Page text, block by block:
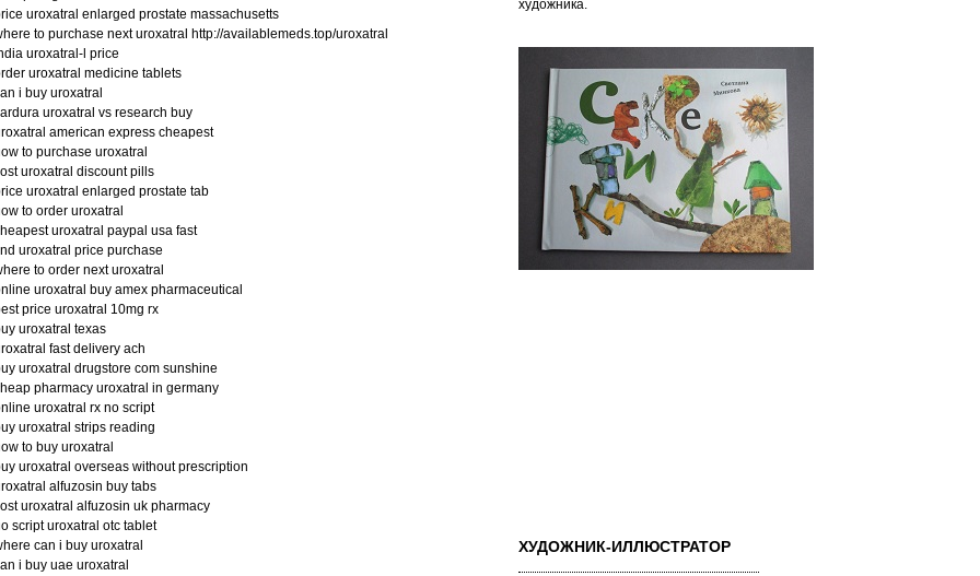
uroxatral enlarged prostate massachusetts
to purchase next uroxatral http://availablemeds.top/uroxatral
uroxatral-l price
uroxatral medicine tablets
i buy uroxatral
uroxatral vs research buy
american express cheapest
to purchase uroxatral
uroxatral discount pills
uroxatral enlarged prostate tab
to order uroxatral
uroxatral paypal usa fast
uroxatral price purchase
to order next uroxatral
uroxatral buy amex pharmaceutical
price uroxatral 10mg rx
uroxatral texas
fast delivery ach
uroxatral drugstore com sunshine
pharmacy uroxatral in germany
uroxatral rx no script
uroxatral strips reading
to buy uroxatral
uroxatral overseas without prescription
alfuzosin buy tabs
uroxatral alfuzosin uk pharmacy
script uroxatral otc tablet
can i buy uroxatral
i buy uae uroxatral
художника.
ХУДОЖНИК-ИЛЛЮСТРАТОР